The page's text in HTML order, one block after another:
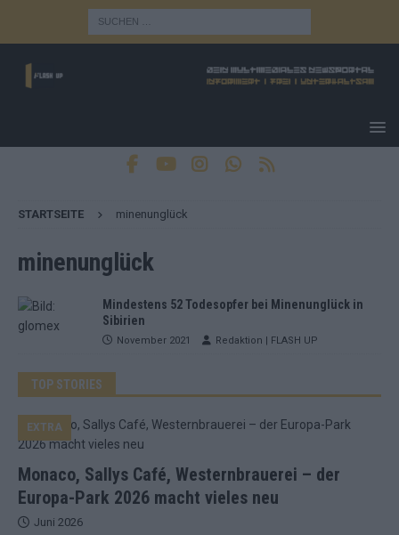
STARTSEITE minenunglück
minenunglück
Mindestens 52 Todesopfer bei Minenunglück in
Sibirien
November 2021 Redaktion | FLASH UP
TOP STORIES
Monaco, Sallys Café, Westernbrauerei – der
Europa-Park 2026 macht vieles neu
EXTRA
Juni 2026